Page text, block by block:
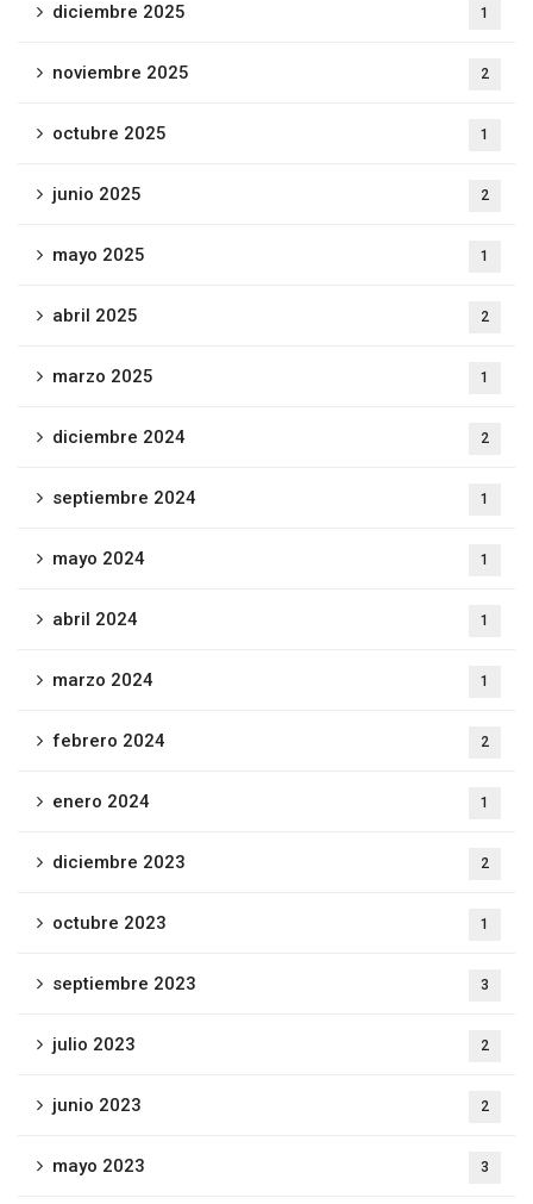
diciembre 2025 1
noviembre 2025 2
octubre 2025 1
junio 2025 2
mayo 2025 1
abril 2025 2
marzo 2025 1
diciembre 2024 2
septiembre 2024 1
mayo 2024 1
abril 2024 1
marzo 2024 1
febrero 2024 2
enero 2024 1
diciembre 2023 2
octubre 2023 1
septiembre 2023 3
julio 2023 2
junio 2023 2
mayo 2023 3